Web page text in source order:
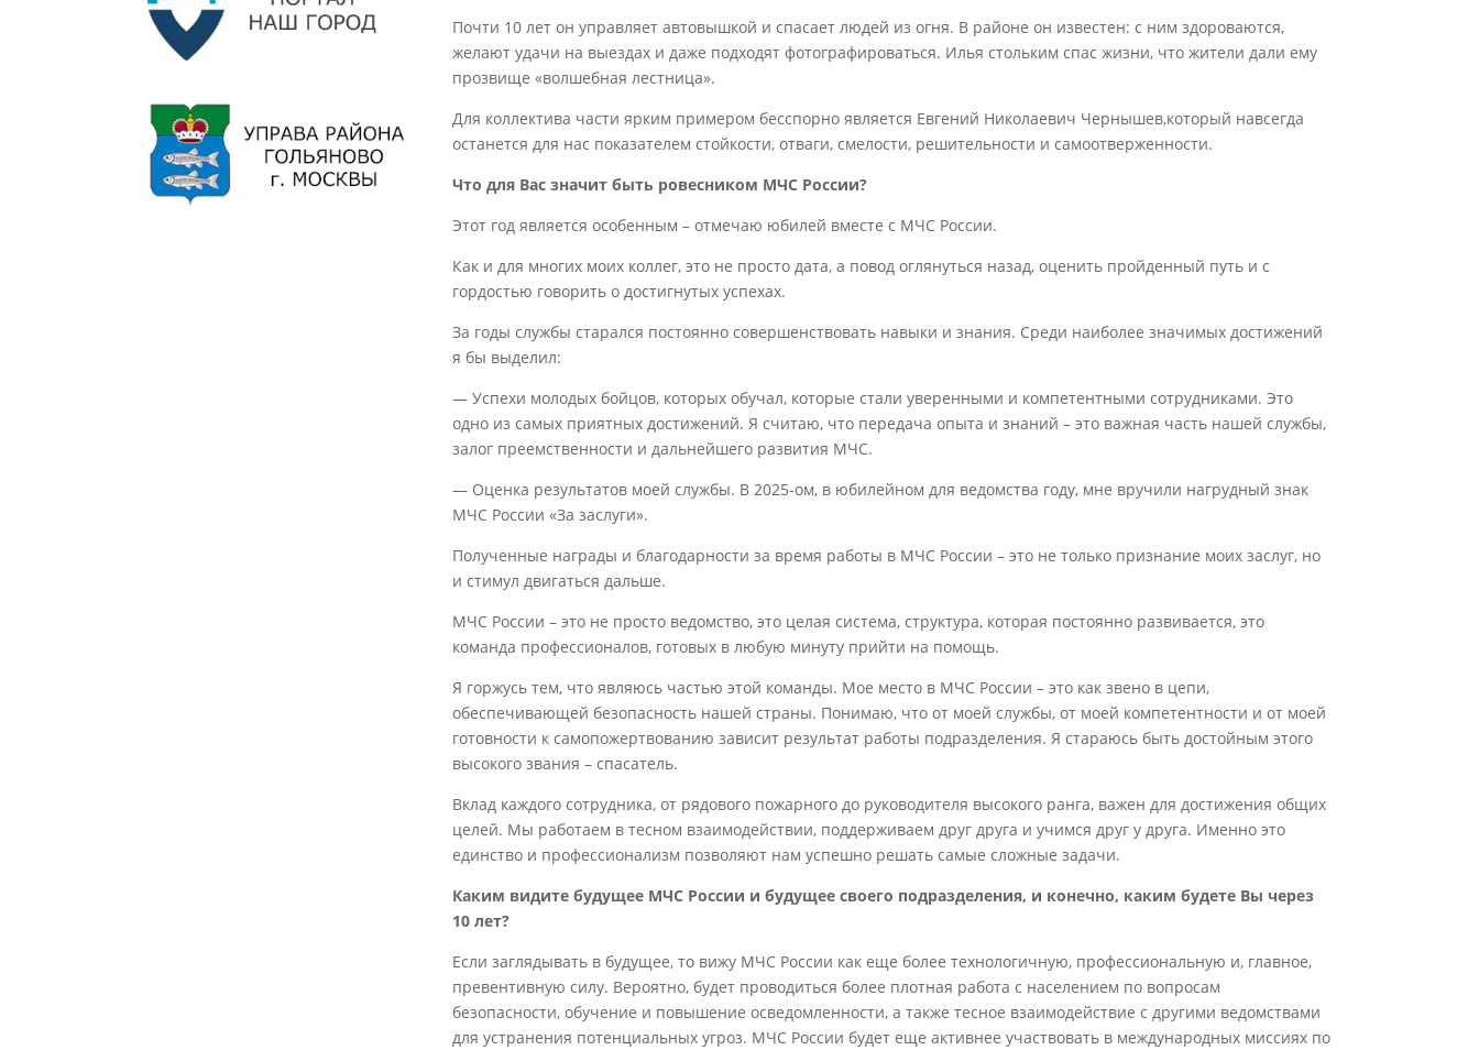
Почти 10 лет он управляет автовышкой и спасает людей из огня. В районе он известен: с ним здороваются,
желают удачи на выездах и даже подходят фотографироваться. Илья стольким спас жизни, что жители дали ему
прозвище «волшебная лестница».
Для коллектива части ярким примером бесспорно является Евгений Николаевич Чернышев,который навсегда
останется для нас показателем стойкости, отваги, смелости, решительности и самоотверженности.
Что для Вас значит быть ровесником МЧС России?
Этот год является особенным – отмечаю юбилей вместе с МЧС России.
Как и для многих моих коллег, это не просто дата, а повод оглянуться назад, оценить пройденный путь и с
гордостью говорить о достигнутых успехах.
За годы службы старался постоянно совершенствовать навыки и знания. Среди наиболее значимых достижений
я бы выделил:
— Успехи молодых бойцов, которых обучал, которые стали уверенными и компетентными сотрудниками. Это
одно из самых приятных достижений. Я считаю, что передача опыта и знаний – это важная часть нашей службы,
залог преемственности и дальнейшего развития МЧС.
— Оценка результатов моей службы. В 2025-ом, в юбилейном для ведомства году, мне вручили нагрудный знак
МЧС России «За заслуги».
Полученные награды и благодарности за время работы в МЧС России – это не только признание моих заслуг, но
и стимул двигаться дальше.
МЧС России – это не просто ведомство, это целая система, структура, которая постоянно развивается, это
команда профессионалов, готовых в любую минуту прийти на помощь.
Я горжусь тем, что являюсь частью этой команды. Мое место в МЧС России – это как звено в цепи,
обеспечивающей безопасность нашей страны. Понимаю, что от моей службы, от моей компетентности и от моей
готовности к самопожертвованию зависит результат работы подразделения. Я стараюсь быть достойным этого
высокого звания – спасатель.
Вклад каждого сотрудника, от рядового пожарного до руководителя высокого ранга, важен для достижения общих
целей. Мы работаем в тесном взаимодействии, поддерживаем друг друга и учимся друг у друга. Именно это
единство и профессионализм позволяют нам успешно решать самые сложные задачи.
Каким видите будущее МЧС России и будущее своего подразделения, и конечно, каким будете Вы через
10 лет?
Если заглядывать в будущее, то вижу МЧС России как еще более технологичную, профессиональную и, главное,
превентивную силу. Вероятно, будет проводиться более плотная работа с населением по вопросам
безопасности, обучение и повышение осведомленности, а также тесное взаимодействие с другими ведомствами
для устранения потенциальных угроз. МЧС России будет еще активнее участвовать в международных миссиях по